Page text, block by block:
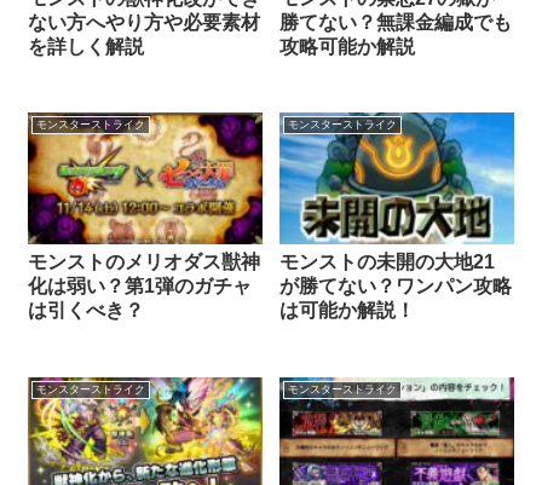
ない方へやり方や必要素材
を詳しく解説
勝てない？無課金編成でも
攻略可能か解説
モンスターストライク
モンストのメリオダス獣神
化は弱い？第1弾のガチャ
は引くべき？
モンスターストライク
モンストの未開の大地21
が勝てない？ワンパン攻略
は可能か解説！
モンスターストライク モンスターストライク